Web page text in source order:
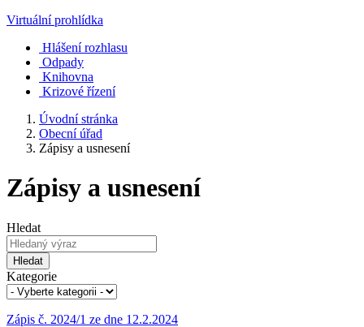
Virtuální prohlídka
Hlášení rozhlasu
Odpady
Knihovna
Krizové řízení
Úvodní stránka
Obecní úřad
Zápisy a usnesení
Zápisy a usnesení
Hledat
Hledat
Kategorie
Zápis č. 2024/1 ze dne 12.2.2024